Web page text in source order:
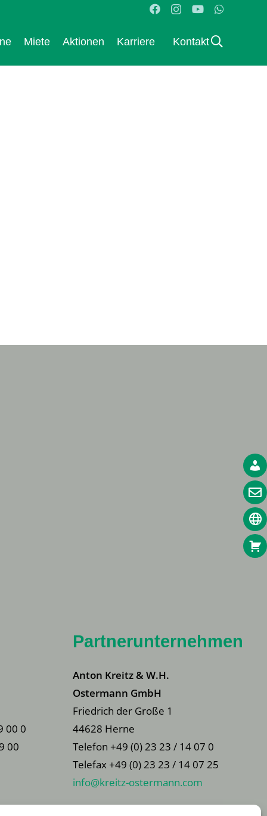
Miete Aktionen Karriere Kontakt
00 0
00
Partnerunternehmen
Anton Kreitz & W.H.
Ostermann GmbH
Friedrich der Große 1
44628 Herne
Telefon +49 (0) 23 23 / 14 07 0
Telefax +49 (0) 23 23 / 14 07 25
info@kreitz-ostermann.com